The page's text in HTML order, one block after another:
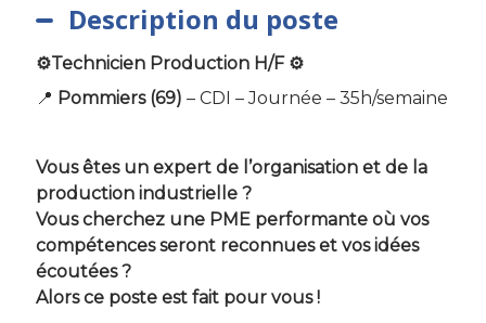
Description du poste
⚙️Technicien Production H/F ⚙️
📍 Pommiers (69) – CDI – Journée – 35h/semaine
Vous êtes un expert de l’organisation et de la
production industrielle ?
Vous cherchez une PME performante où vos
compétences seront reconnues et vos idées
écoutées ?
Alors ce poste est fait pour vous !